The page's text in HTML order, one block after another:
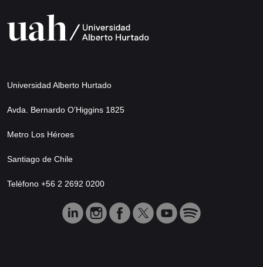
Universidad Alberto Hurtado
Avda. Bernardo O’Higgins 1825
Metro Los Héroes
Santiago de Chile
Teléfono +56 2 2692 0200